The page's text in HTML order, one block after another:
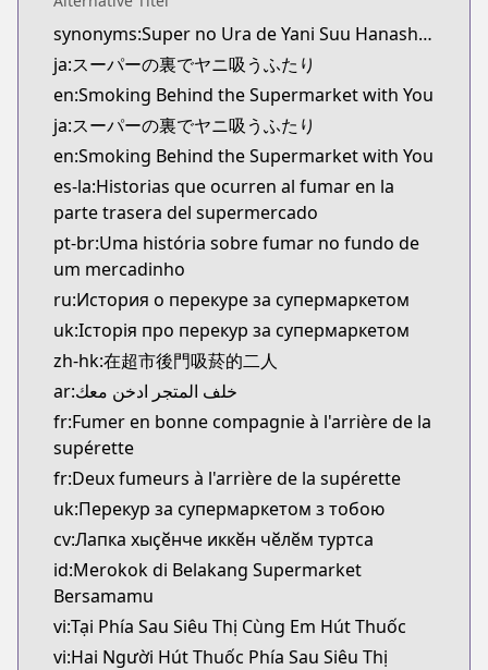
Official Raw
https://www.manga-up.com/titles/1026/
Kitsu
Kitsu
https://kitsu.app/manga/64430
MangaUpdates
MangaUpdates
https://www.mangaupdates.com/
Book☆Walker
Book☆Walker
https://bookwalker.jp/series/367184/list
Official English
Official English
https://global.manga-up.com/manga/261
synonyms:Super no Ura de Yani Suu Hanashi,A Story About Smoking at the Back of the Supermarket,YaniSuu
ja:スーパーの裏でヤニ吸うふたり
en:Smoking Behind the Supermarket with You
ja:スーパーの裏でヤニ吸うふたり
en:Smoking Behind the Supermarket with You
es-la:Historias que ocurren al fumar en la
parte trasera del supermercado
pt-br:Uma história sobre fumar no fundo de
um mercadinho
ru:История о перекуре за супермаркетом
uk:Історія про перекур за супермаркетом
zh-hk:在超市後門吸菸的二人
ar:خلف المتجر ادخن معك
fr:Fumer en bonne compagnie à l'arrière de la
supérette
fr:Deux fumeurs à l'arrière de la supérette
uk:Перекур за супермаркетом з тобою
cv:Лапка хыҫӗнче иккӗн чӗлӗм туртса
id:Merokok di Belakang Supermarket
Bersamamu
vi:Tại Phía Sau Siêu Thị Cùng Em Hút Thuốc
vi:Hai Người Hút Thuốc Phía Sau Siêu Thị